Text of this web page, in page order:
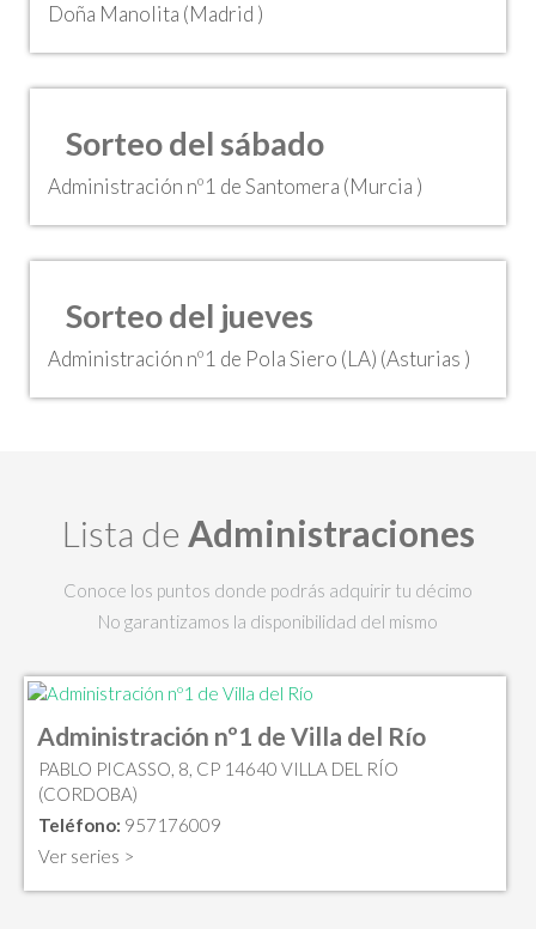
Doña Manolita (Madrid )
Sorteo del sábado
Administración nº1 de Santomera (Murcia )
Sorteo del jueves
Administración nº1 de Pola Siero (LA) (Asturias )
Lista de Administraciones
Conoce los puntos donde podrás adquirir tu décimo
No garantizamos la disponibilidad del mismo
Administración nº1 de Villa del Río
PABLO PICASSO, 8, CP 14640 VILLA DEL RÍO
(CORDOBA)
Teléfono: 957176009
Ver series >